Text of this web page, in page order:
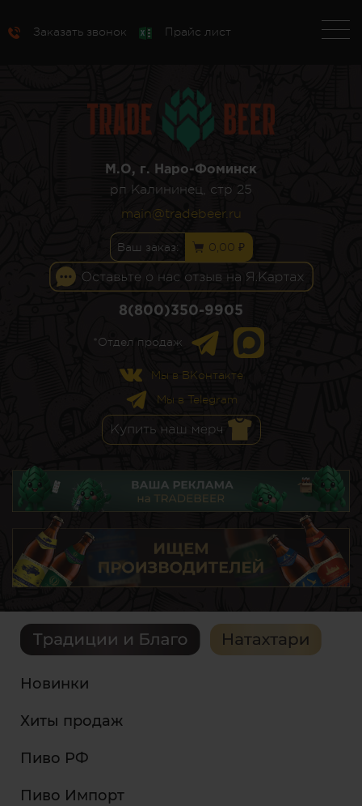
Заказать звонок Прайс лист
М.О, г. Наро-Фоминск
рп Калининец, стр 25
main@tradebeer.ru
Ваш заказ: 0,00 ₽
8(800)350-9905
*Отдел продаж
Мы в ВКонтакте
Мы в Telegram
Новинки
Хиты продаж
Пиво РФ
Пиво Импорт